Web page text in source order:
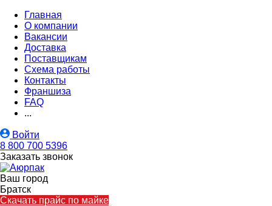
Главная
О компании
Вакансии
Доставка
Поставщикам
Схема работы
Контакты
Франшиза
FAQ
...
Войти
8 800 700 5396
Заказать звонок
Ваш город
Братск
Скачать прайс по майке